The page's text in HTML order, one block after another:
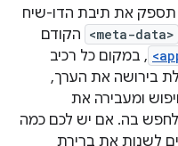
תספק את תיבת הדו-שיח
<meta-data> הקודם
, במקום כל רכיב
בירושה את הערך,
ומעבירה את
בה. אם יש לכם כמה
לשנות את ברירת